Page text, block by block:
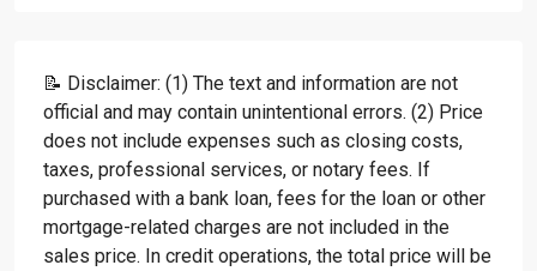
📝 Disclaimer: (1) The text and information are not
official and may contain unintentional errors. (2) Price
does not include expenses such as closing costs,
taxes, professional services, or notary fees. If
purchased with a bank loan, fees for the loan or other
mortgage-related charges are not included in the
sales price. In credit operations, the total price will be